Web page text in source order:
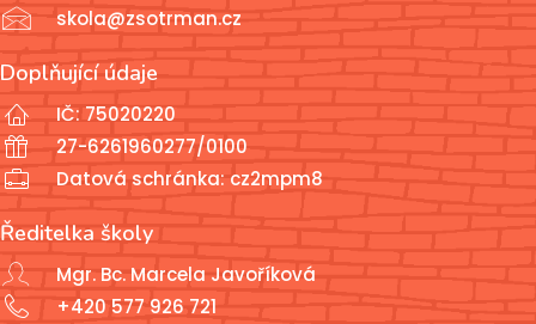
skola@zsotrman.cz
Doplňující údaje
IČ: 75020220
27-6261960277/0100
Datová schránka: cz2mpm8
Ředitelka školy
Mgr. Bc. Marcela Javoříková
+420 577 926 721